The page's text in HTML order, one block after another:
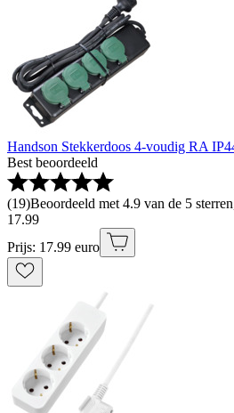
Handson Stekkerdoos 4-voudig RA
Best beoordeeld
(19)Beoordeeld met 4.9 van de 5
17.99
Prijs: 17.99 euro